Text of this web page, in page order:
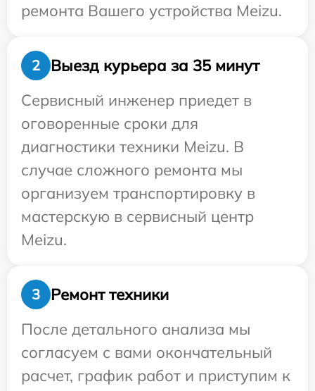
ремонта Вашего устройства Meizu.
2
Выезд курьера за 35 минут
Сервисный инженер приедет в
оговоренные сроки для
диагностики техники Meizu. В
случае сложного ремонта мы
организуем транспортировку в
мастерскую в сервисный центр
Meizu.
3
Ремонт техники
После детального анализа мы
согласуем с вами окончательный
расчет, график работ и приступим к